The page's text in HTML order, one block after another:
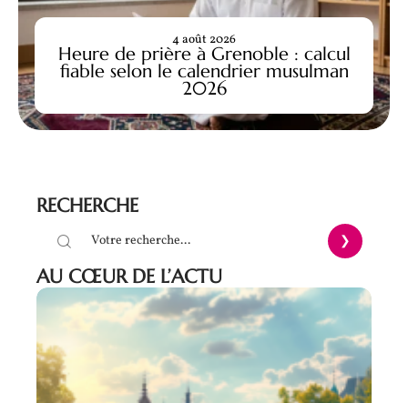
Heure de prière à Grenoble : calcul
fiable selon le calendrier musulman
2026
4 août 2026
RECHERCHE
AU CŒUR DE L’ACTU